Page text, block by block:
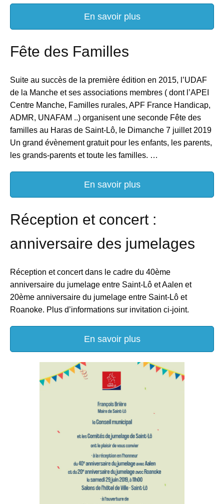
En savoir plus
Fête des Familles
Suite au succès de la première édition en 2015, l’UDAF
de la Manche et ses associations membres ( dont l’APEI
Centre Manche, Familles rurales, APF France Handicap,
ADMR, UNAFAM ..) organisent une seconde Fête des
familles au Haras de Saint-Lô, le Dimanche 7 juillet 2019
Un grand évènement gratuit pour les enfants, les parents,
les grands-parents et toute les familles. …
En savoir plus
Réception et concert :
anniversaire des jumelages
Réception et concert dans le cadre du 40ème
anniversaire du jumelage entre Saint-Lô et Aalen et
20ème anniversaire du jumelage entre Saint-Lô et
Roanoke. Plus d’informations sur invitation ci-joint.
En savoir plus